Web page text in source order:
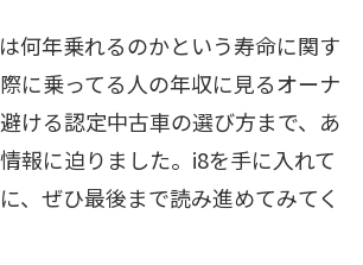
何年乗れるのかという寿命に関す
に乗ってる人の年収に見るオーナ
ける認定中古車の選び方まで、あ
報に迫りました。i8を手に入れて
、ぜひ最後まで読み進めてみてく